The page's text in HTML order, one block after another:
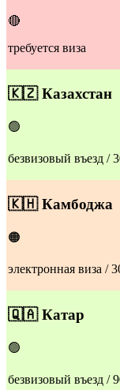
🔴
требуется виза
​🇰🇿Казахстан
🟢
безвизовый въезд /
​🇰🇭Камбоджа
🟠
электронная виза /
​🇶🇦Катар
🟢
безвизовый въезд /